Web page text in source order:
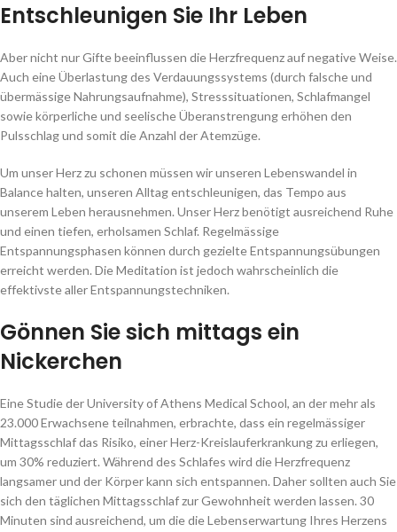
Entschleunigen Sie Ihr Leben
Aber nicht nur Gifte beeinflussen die Herzfrequenz auf negative Weise.
Auch eine Überlastung des Verdauungssystems (durch falsche und
übermässige Nahrungsaufnahme), Stresssituationen, Schlafmangel
sowie körperliche und seelische Überanstrengung erhöhen den
Pulsschlag und somit die Anzahl der Atemzüge.
Um unser Herz zu schonen müssen wir unseren Lebenswandel in
Balance halten, unseren Alltag entschleunigen, das Tempo aus
unserem Leben herausnehmen. Unser Herz benötigt ausreichend Ruhe
und einen tiefen, erholsamen Schlaf. Regelmässige
Entspannungsphasen können durch gezielte Entspannungsübungen
erreicht werden. Die Meditation ist jedoch wahrscheinlich die
effektivste aller Entspannungstechniken.
Gönnen Sie sich mittags ein
Nickerchen
Eine Studie der University of Athens Medical School, an der mehr als
23.000 Erwachsene teilnahmen, erbrachte, dass ein regelmässiger
Mittagsschlaf das Risiko, einer Herz-Kreislauferkrankung zu erliegen,
um 30% reduziert. Während des Schlafes wird die Herzfrequenz
langsamer und der Körper kann sich entspannen. Daher sollten auch Sie
sich den täglichen Mittagsschlaf zur Gewohnheit werden lassen. 30
Minuten sind ausreichend, um die die Lebenserwartung Ihres Herzens